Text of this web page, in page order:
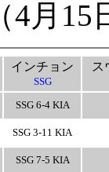
月15
インチョン
SSG
ス
SSG 6-4 KIA
SSG 3-11 KIA
SSG 7-5 KIA